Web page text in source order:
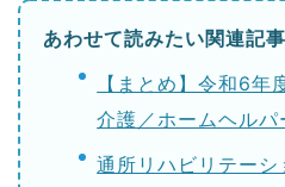
あわせて読みたい関連記事
【まとめ】令和6年
介護／ホームヘルパ
通所リハビリテー